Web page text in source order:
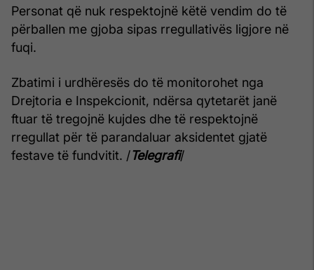
Personat që nuk respektojnë këtë vendim do të
përballen me gjoba sipas rregullativës ligjore në
fuqi.
Zbatimi i urdhëresës do të monitorohet nga
Drejtoria e Inspekcionit, ndërsa qytetarët janë
ftuar të tregojnë kujdes dhe të respektojnë
rregullat për të parandaluar aksidentet gjatë
festave të fundvitit. /Telegrafi/